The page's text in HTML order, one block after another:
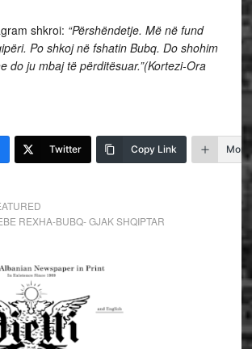
shkroi: “Përshëndetje. Më në fund
Po shkoj në fshatin Bubq. Do shohim
do ju mbaj të përditësuar.”(Kortezi-Ora
Twitter Copy Link More
REXHA-BUBQ- GJAK SHQIPTAR